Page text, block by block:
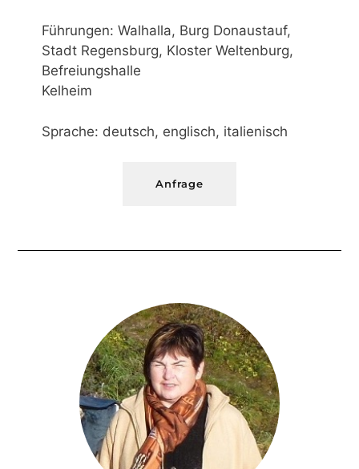
Führungen: Walhalla, Burg Donaustauf,
Stadt Regensburg, Kloster Weltenburg,
Befreiungshalle
Kelheim
Sprache: deutsch, englisch, italienisch
Anfrage